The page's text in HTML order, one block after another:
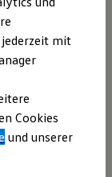
|
jederzeit mit
Cookies
und unserer